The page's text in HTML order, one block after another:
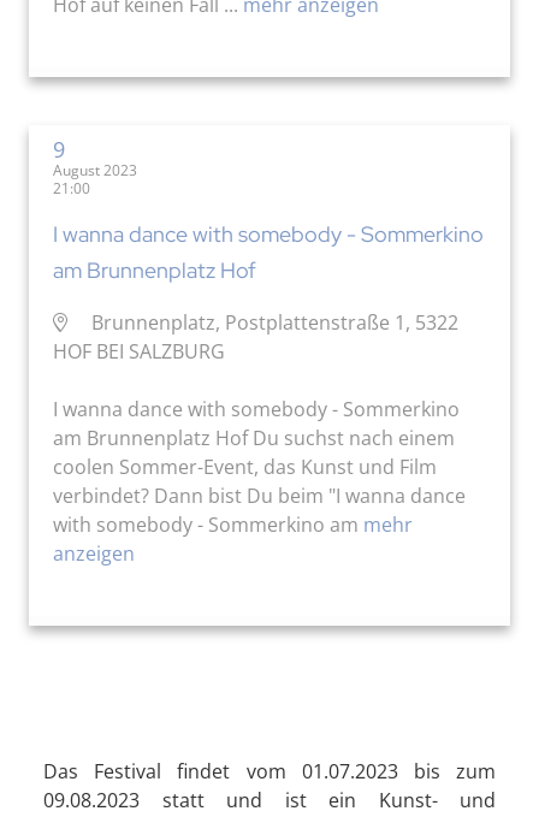
9
August 2023
21:00
I wanna dance with somebody - Sommerkino
am Brunnenplatz Hof
Brunnenplatz, Postplattenstraße 1, 5322
HOF BEI SALZBURG
I wanna dance with somebody - Sommerkino
am Brunnenplatz Hof Du suchst nach einem
coolen Sommer-Event, das Kunst und Film
verbindet? Dann bist Du beim "I wanna dance
with somebody - Sommerkino am mehr
anzeigen
Das Festival findet vom 01.07.2023 bis zum
09.08.2023 statt und ist ein Kunst- und